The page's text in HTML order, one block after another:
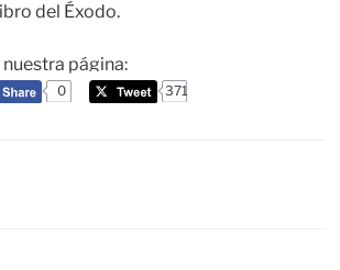
del Éxodo.
página:
0 371